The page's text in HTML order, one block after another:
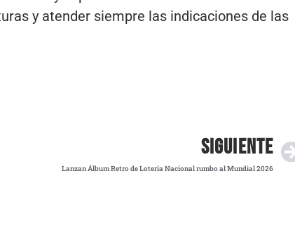
y atender siempre las indicaciones de las
SIGUIENTE
Lanzan Álbum Retro de Lotería Nacional rumbo al Mundial 2026